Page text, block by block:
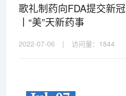
歌礼制药向FDA提交新
丨“美”天新药事
2022-07-06 | 访问量： 1844